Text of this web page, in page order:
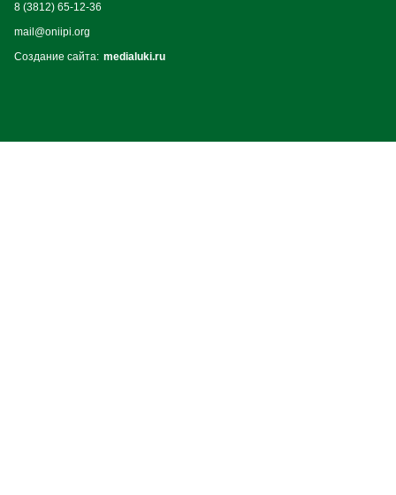
8 (3812) 65-12-36
mail@oniipi.org
Создание сайта: medialuki.ru